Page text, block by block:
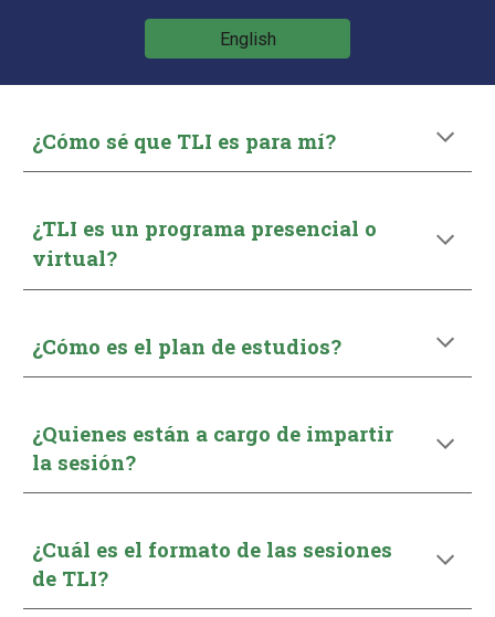
English
¿Cómo sé que TLI es para mí?
¿TLI es un programa presencial o
virtual?
¿Cómo es el plan de estudios?
¿Quienes están a cargo de impartir
la sesión?
¿Cuál es el formato de las sesiones
de TLI?